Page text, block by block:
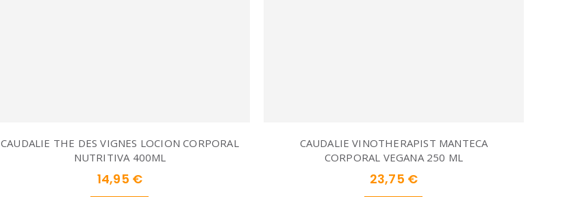
CAUDALIE THE DES VIGNES LOCION CORPORAL
NUTRITIVA 400ML
14,95 €
CAUDALIE VINOTHERAPIST MANTECA
CORPORAL VEGANA 250 ML
23,75 €